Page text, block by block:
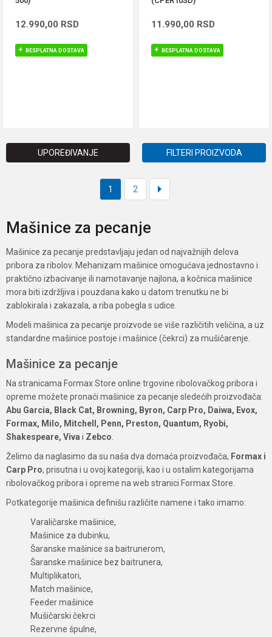
12.990,00 RSD
BESPLATNA DOSTAVA
11.990,00 RSD
BESPLATNA DOSTAVA
UPOREĐIVANJE FILTERI PROIZVODA
1 2
Mašinice za pecanje
Mašinice za pecanje predstavljaju jedan od najvažnijih delova
pribora za ribolov. Mehanizam mašinice omogućava jednostavno i
praktično izbacivanje ili namotavanje najlona, a kočnica mašinice
mora biti izdržljiva i pouzdana kako u datom trenutku ne bi
zablokirala i zakazala, a riba pobegla s udice.
Modeli mašinica za pecanje proizvode se više različitih veličina, a uz
standardne mašinice postoje i mašinice (čekrci) za mušičarenje.
Mašinice za pecanje
Na stranicama Formax Store online trgovine ribolovačkog pribora i
opreme možete pronaći mašinice za pecanje sledećih proizvođača:
Abu Garcia, Black Cat, Browning, Byron, Carp Pro, Daiwa, Evox,
Formax, Milo, Mitchell, Penn, Preston, Quantum, Ryobi,
Shakespeare, Viva i Zebco
Želimo da naglasimo da su naša dva domaća proizvođača, Formax i
Carp Pro, prisutna i u ovoj kategoriji, kao i u ostalim kategorijama
ribolovačkog pribora i opreme na web stranici Formax Store.
Potkategorije mašinica definišu različite namene i tako imamo:
Varaličarske mašinice,
Mašinice za dubinku,
Šaranske mašinice sa baitrunerom,
Šaranske mašinice bez baitrunera,
Multiplikatori,
Match mašinice,
Feeder mašinice
Mušičarski čekrci
Rezervne špulne,